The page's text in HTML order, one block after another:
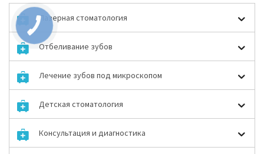
Лазерная стоматология
Отбеливание зубов
Лечение зубов под микроскопом
Детская стоматология
Консультация и диагностика